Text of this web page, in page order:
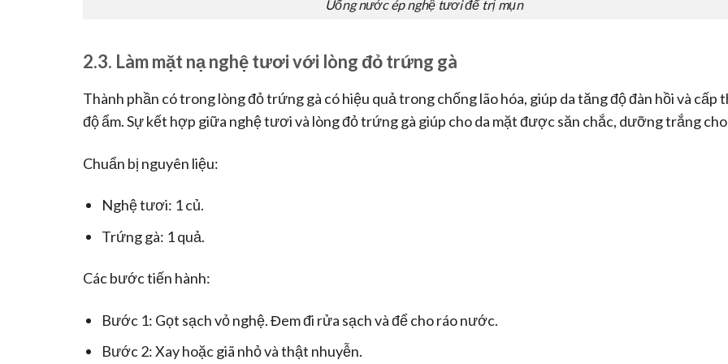
Uống nước ép nghệ tươi để trị mụn
2.3. Làm mặt nạ nghệ tươi với lòng đỏ trứng gà
Thành phần có trong lòng đỏ trứng gà có hiệu quả trong chống lão hóa, giúp da tăng độ đàn hồi và cấp
độ ẩm. Sự kết hợp giữa nghệ tươi và lòng đỏ trứng gà giúp cho da mặt được săn chắc, dưỡng trắng cho
Chuẩn bị nguyên liệu:
Nghệ tươi: 1 củ.
Trứng gà: 1 quả.
Các bước tiến hành:
Bước 1: Gọt sạch vỏ nghệ. Đem đi rửa sạch và để cho ráo nước.
Bước 2: Xay hoặc giã nhỏ và thật nhuyễn.